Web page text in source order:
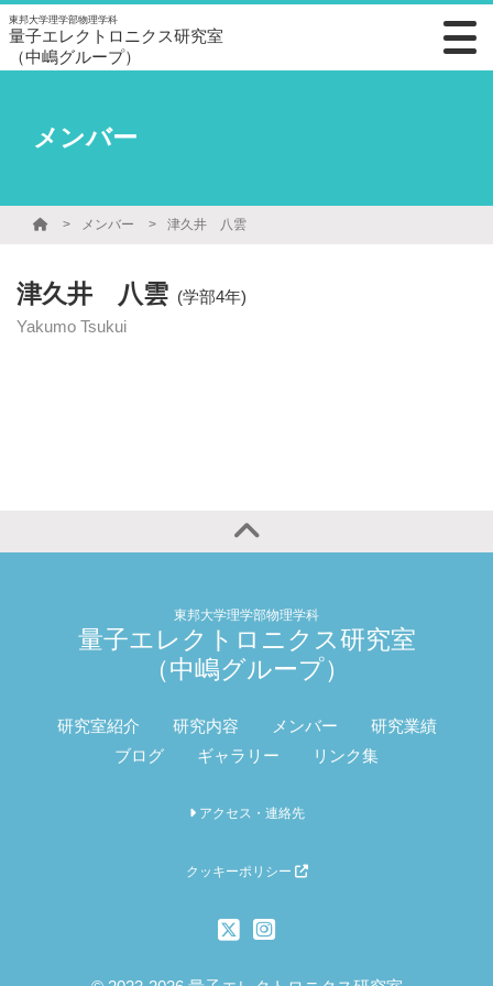
東邦大学理学部物理学科
量子エレクトロニクス研究室
（中嶋グループ）
メンバー
メンバー 津久井 八雲
津久井 八雲 (学部4年)
Yakumo Tsukui
東邦大学理学部物理学科
量子エレクトロニクス研究室
（中嶋グループ）
研究室紹介 研究内容 メンバー
研究業績
ブログ
ギャラリー リンク集
アクセス・連絡先
クッキーポリシー